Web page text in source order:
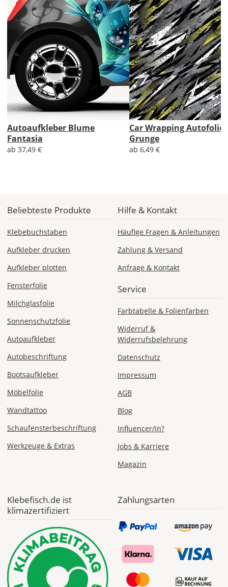
im
Checkout
angezeigt.
Autoaufkleber Blume
Fantasia
ab 37,49 €
Car Wrapping Autofolie
Grunge
ab 6,49 €
Beliebteste Produkte
Klebebuchstaben
Aufkleber drucken
Aufkleber plotten
Fensterfolie
Milchglasfolie
Sonnenschutzfolie
Autoaufkleber
Autobeschriftung
Bootsaufkleber
Möbelfolie
Wandtattoo
Schaufensterbeschriftung
Werkzeuge & Extras
Hilfe & Kontakt
Häufige Fragen & Anleitungen
Zahlung & Versand
Anfrage & Kontakt
Service
Farbtabelle & Folienfarben
Widerruf &
Widerrufsbelehrung
Datenschutz
Impressum
AGB
Blog
Influencer/in?
Jobs & Karriere
Magazin
Klebefisch.de ist
klimazertifiziert
Zahlungsarten